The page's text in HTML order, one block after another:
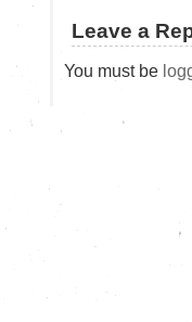
Leave a
You must be